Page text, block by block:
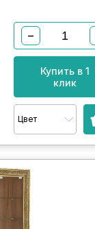
−
Купить в 1
клик
Цвет